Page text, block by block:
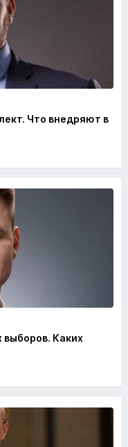
Что внедряют в
выборов. Каких